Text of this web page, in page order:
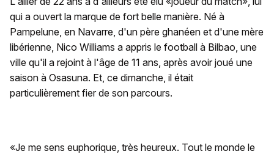
qui a ouvert la marque de fort belle manière. Né à
Pampelune, en Navarre, d'un père ghanéen et d'une mère
libérienne, Nico Williams a appris le football à Bilbao, une
ville qu'il a rejoint à l'âge de 11 ans, après avoir joué une
saison à Osasuna. Et, ce dimanche, il était
particulièrement fier de son parcours.
«Je me sens euphorique, très heureux. Tout le monde le